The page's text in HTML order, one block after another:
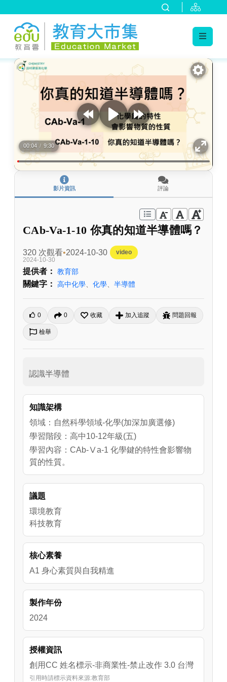
:::
00:04 / 9:30
影片資訊 評論
CAb-Va-1-10 你真的知道半導體嗎？
320 次觀看 2024-10-30
video
2024-10-30
提供者： 教育部
關鍵字： 高中化學 化學 半導體
0 0 收藏 加入追蹤 問題回報
檢舉
認識半導體
知識架構
領域：自然科學領域-化學(加深加廣選修)
學習階段：高中10-12年級(五)
學習內容：CAb-Ⅴa-1 化學鍵的特性會影響物
質的性質。
議題
環境教育
科技教育
核心素養
A1 身心素質與自我精進
製作年份
2024
授權資訊
創用CC 姓名標示-非商業性-禁止改作 3.0 台灣
引用時請標示資料來源:教育部